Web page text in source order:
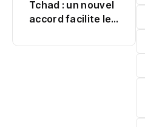
POLITIQUE
Djidji Ayôkwé : un
dépasse le